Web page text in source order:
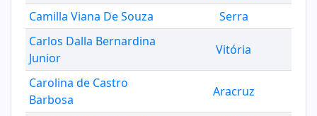
Camilla Viana De Souza
Serra
Carlos Dalla Bernardina
Junior
Vitória
Carolina de Castro
Barbosa
Aracruz